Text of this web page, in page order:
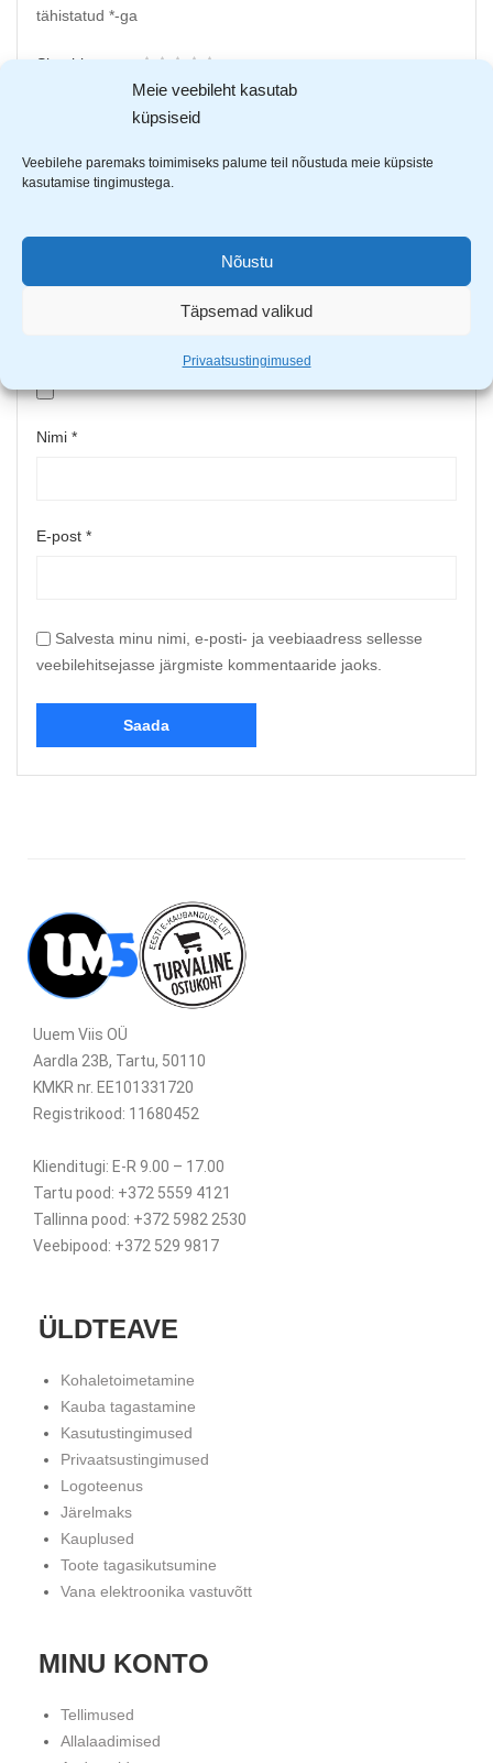
Meie veebileht kasutab
küpsiseid
Veebilehe paremaks toimimiseks palume teil nõustuda meie küpsiste
kasutamise tingimustega.
Nõustu
Täpsemad valikud
Privaatsustingimused
tähistatud *-ga
Sinu hinnang
Sinu arvustus*
Nimi *
E-post *
Salvesta minu nimi, e-posti- ja veebiaadress sellesse
veebilehitsejasse järgmiste kommentaaride jaoks.
Uuem Viis OÜ
Aardla 23B, Tartu, 50110
KMKR nr. EE101331720
Registrikood: 11680452
Klienditugi: E-R 9.00 – 17.00
Tartu pood: +372 5559 4121
Tallinna pood: +372 5982 2530
Veebipood: +372 529 9817
ÜLDTEAVE
Kohaletoimetamine
Kauba tagastamine
Kasutustingimused
Privaatsustingimused
Logoteenus
Järelmaks
Kauplused
Toote tagasikutsumine
Vana elektroonika vastuvõtt
MINU KONTO
Tellimused
Allalaadimised